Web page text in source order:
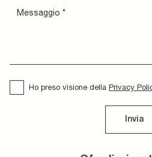
Ho preso visione della Privacy
Invia